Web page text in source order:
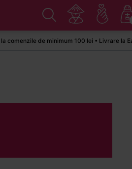
de minimum 100 lei • Livrare la